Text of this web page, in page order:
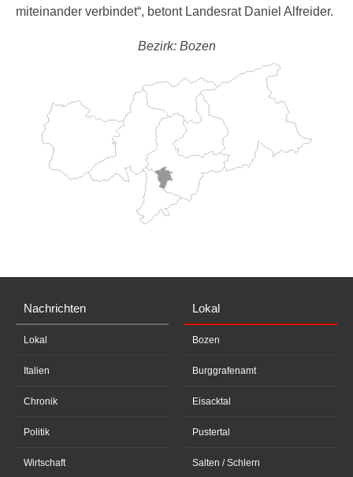
miteinander verbindet“, betont Landesrat Daniel Alfreider.
Bezirk: Bozen
Nachrichten
Lokal
Italien
Chronik
Politik
Wirtschaft
Lokal
Bozen
Burggrafenamt
Eisacktal
Pustertal
Salten / Schlern